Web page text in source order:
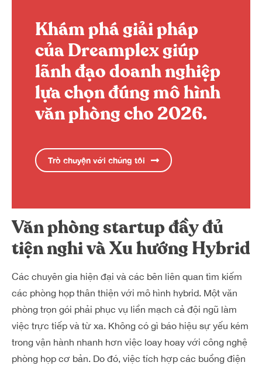
Khám phá giải pháp
của Dreamplex giúp
lãnh đạo doanh nghiệp
lựa chọn đúng mô hình
văn phòng cho 2026.
Trò chuyện với chúng tôi
Văn phòng startup đầy đủ
tiện nghi và Xu hướng Hybrid
Các chuyên gia hiện đại và các bên liên quan tìm kiếm
các phòng họp thân thiện với mô hình hybrid. Một văn
phòng trọn gói phải phục vụ liền mạch cả đội ngũ làm
việc trực tiếp và từ xa. Không có gì báo hiệu sự yếu kém
trong vận hành nhanh hơn việc loay hoay với công nghệ
phòng họp cơ bản. Do đó, việc tích hợp các buồng điện